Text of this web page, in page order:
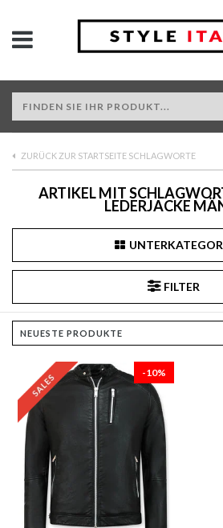
ZURÜCK ZUR STARTSEITE SCHLAGWORTE
ARTIKEL MIT
LEDERJACKE
FILTER
-10%